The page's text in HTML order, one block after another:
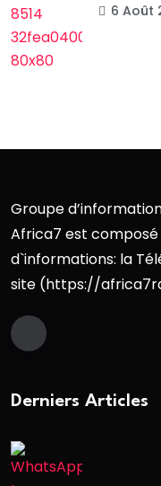
6 Août
Groupe
Africa7 est
d`informations: la
site (https://
Derniers Articles